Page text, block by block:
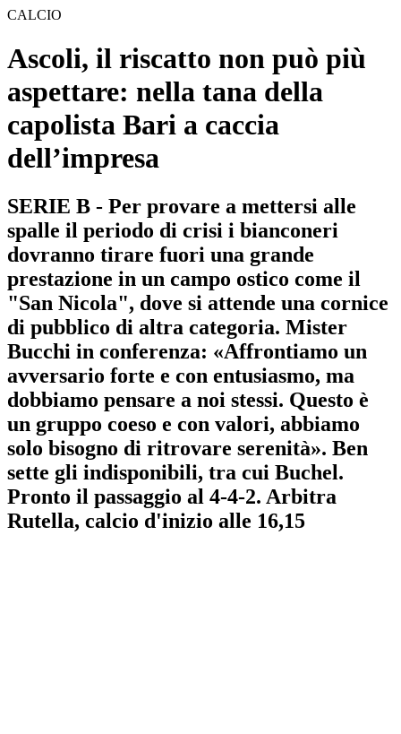
CALCIO
Ascoli, il riscatto non può più
aspettare: nella tana della
capolista Bari a caccia
dell’impresa
SERIE B - Per provare a mettersi alle
spalle il periodo di crisi i bianconeri
dovranno tirare fuori una grande
prestazione in un campo ostico come il
"San Nicola", dove si attende una cornice
di pubblico di altra categoria. Mister
Bucchi in conferenza: «Affrontiamo un
avversario forte e con entusiasmo, ma
dobbiamo pensare a noi stessi. Questo è
un gruppo coeso e con valori, abbiamo
solo bisogno di ritrovare serenità». Ben
sette gli indisponibili, tra cui Buchel.
Pronto il passaggio al 4-4-2. Arbitra
Rutella, calcio d'inizio alle 16,15